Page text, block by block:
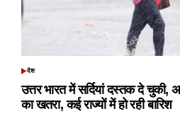
POSTED
देश
उत्तर भारत में सर्दियां दस्तक दे
का खतरा, कई राज्यों में हो रही बारिश